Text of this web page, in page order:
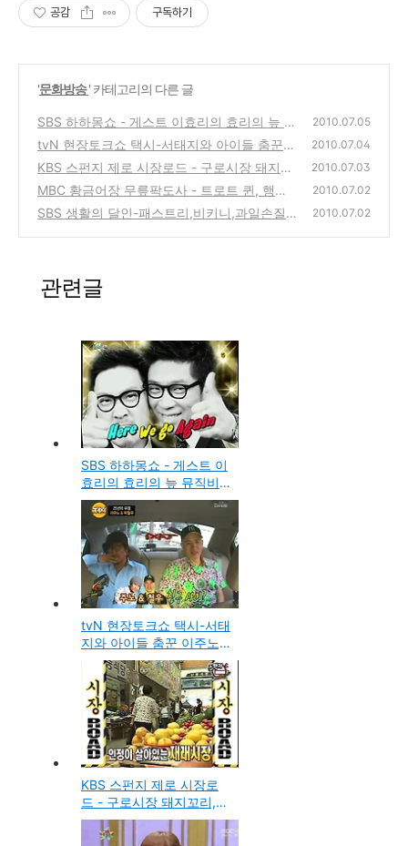
공감 구독하기
'문화방송' 카테고리의 다른 글
SBS 하하몽쇼 - 게스트 이효리의 효리의 늪 뮤
직비디오 제작편
(0)
2010.07.05
tvN 현장토크쇼 택시-서태지와 아이들 춤꾼
이주노, REF 박철우의 이야기
(0)
2010.07.04
KBS 스펀지 제로 시장로드 - 구로시장 돼지꼬
리, 용인시장 메추리구이, 곤달걀, 단양 마늘순
대
(2)
2010.07.03
MBC 황금어장 무릎팍도사 - 트로트 퀸, 행사
의 여왕 장윤정
(2)
2010.07.02
SBS 생활의 달인-패스트리,비키니,과일손질,
2010.07.02
관련글
SBS 하하몽쇼 - 게스트 이
효리의 효리의 늪 뮤직비
디오 제작편
tvN 현장토크쇼 택시-서태
지와 아이들 춤꾼 이주노,
REF 박철우의 이야기
KBS 스펀지 제로 시장로
드 - 구로시장 돼지꼬리,
용인시장 메추리구이, 곤
달걀, 단양 마늘순대